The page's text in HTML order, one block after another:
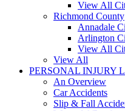
View All
Richmond County
Annadale
Arlington
View All
View All
PERSONAL INJURY
An Overview
Car Accidents
Slip & Fall